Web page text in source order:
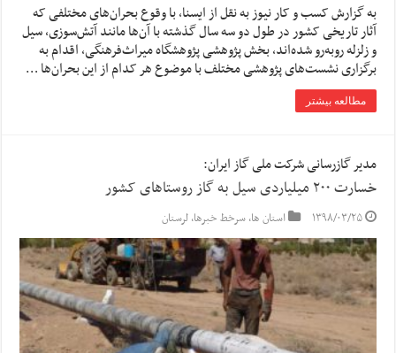
به گزارش کسب و کار نیوز به نقل از ایسنا, با وقوع بحران‌های مختلفی که
آثار تاریخی کشور در طول دو سه سال گذشته با آن‌ها مانند آتش‌سوزی، سیل
و زلزله روبه‌رو شده‌اند، بخش پژوهشی پژوهشگاه میراث‌فرهنگی، اقدام به
برگزاری نشست‌های پژوهشی مختلف با موضوع هر کدام از این بحران‌ها …
مطالعه بیشتر
مدیر گازرسانی شرکت ملی گاز ایران:
خسارت ۲۰۰ میلیاردی سیل به گاز روستاهای کشور
۱۳۹۸/۰۳/۲۵ استان ها,سرخط خبرها,لرستان